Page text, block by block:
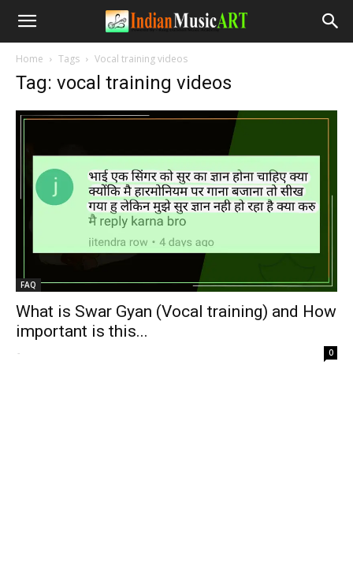
Home Tags Vocal training videos
Tag: vocal training videos
FAQ
What is Swar Gyan (Vocal training) and How
important is this...
- 0